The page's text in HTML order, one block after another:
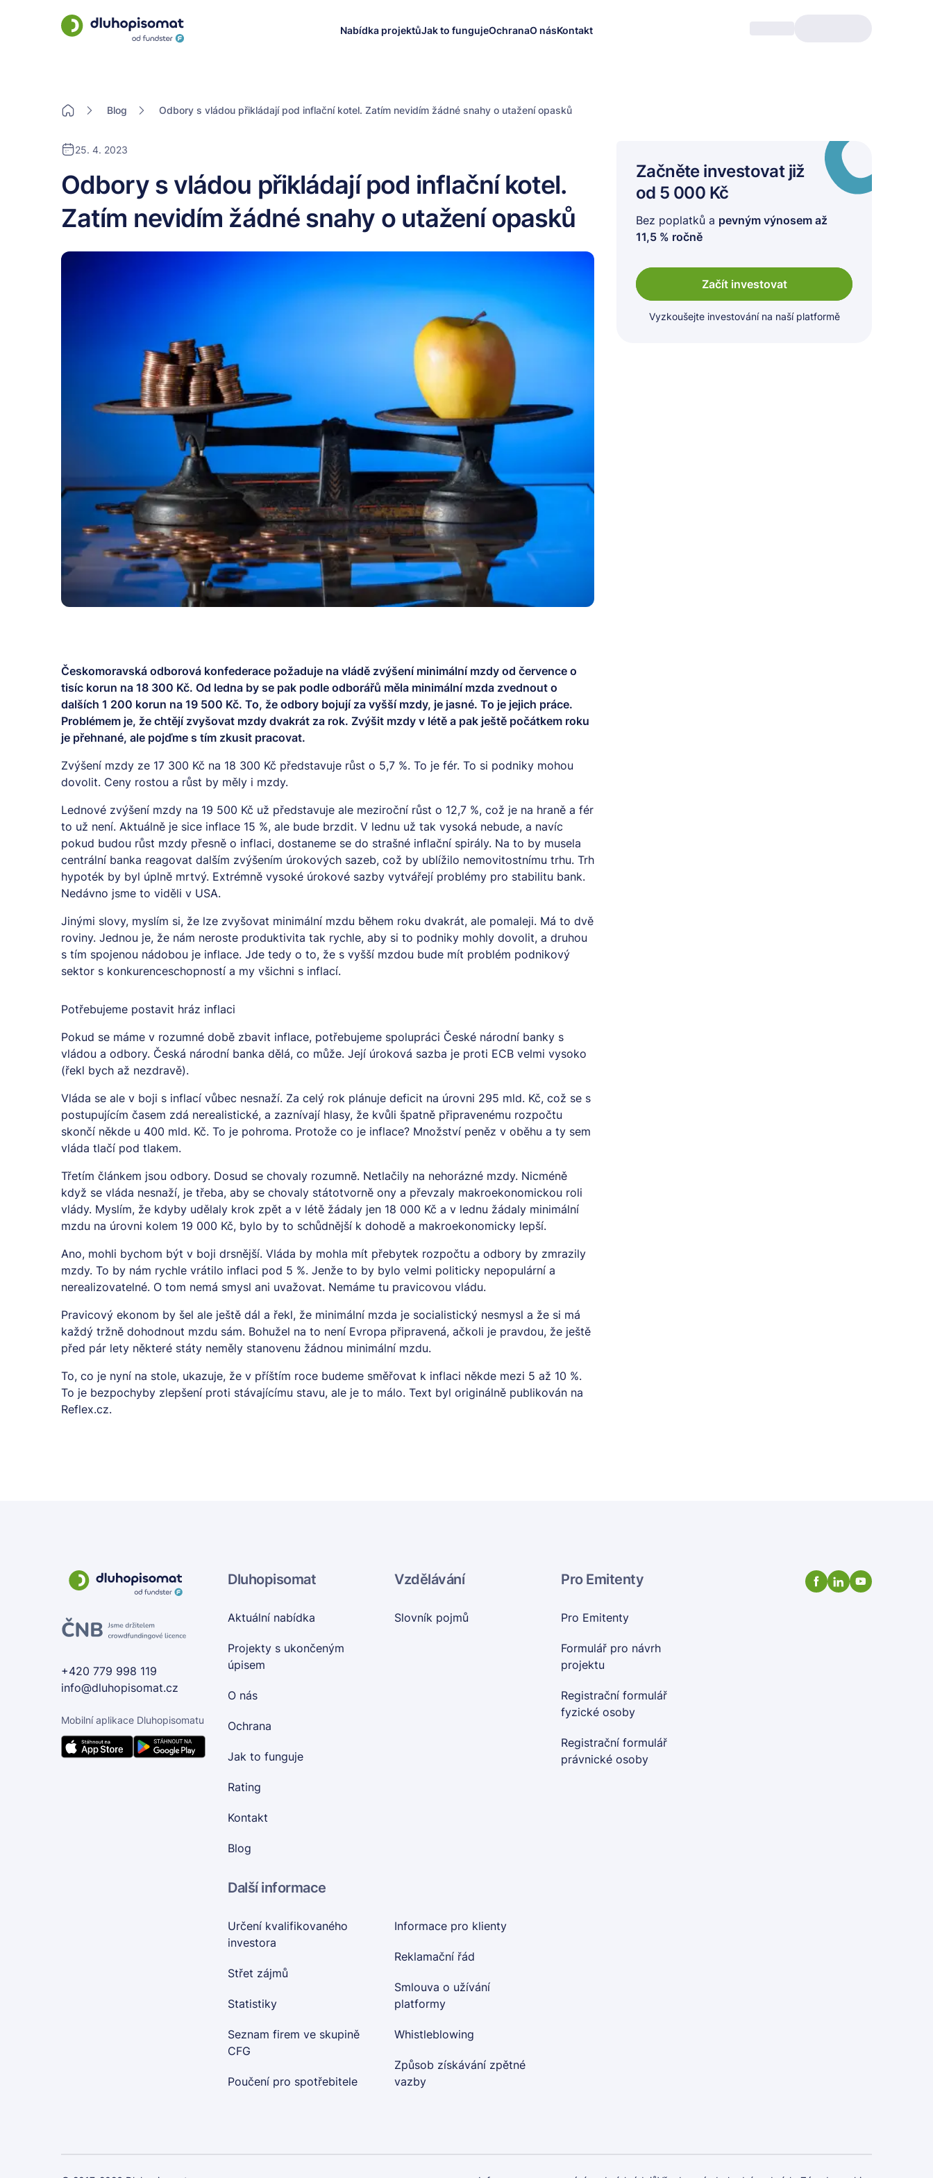
Nabídka projektůJak to fungujeOchranaO násKontakt
Blog Odbory s vládou přikládají pod inflační kotel. Zatím nevidím žádné snahy o utažení opasků
25. 4. 2023
Odbory s vládou přikládají pod inflační kotel.
Zatím nevidím žádné snahy o utažení opasků
Začněte investovat již
od 5 000 Kč
Bez poplatků a pevným výnosem až
11,5 % ročně
Začít investovat
Vyzkoušejte investování na naší platformě
Českomoravská odborová konfederace požaduje na vládě zvýšení minimální mzdy od července o
tisíc korun na 18 300 Kč. Od ledna by se pak podle odborářů měla minimální mzda zvednout o
dalších 1 200 korun na 19 500 Kč. To, že odbory bojují za vyšší mzdy, je jasné. To je jejich práce.
Problémem je, že chtějí zvyšovat mzdy dvakrát za rok. Zvýšit mzdy v létě a pak ještě počátkem roku
je přehnané, ale pojďme s tím zkusit pracovat.
Zvýšení mzdy ze 17 300 Kč na 18 300 Kč představuje růst o 5,7 %. To je fér. To si podniky mohou
dovolit. Ceny rostou a růst by měly i mzdy.
Lednové zvýšení mzdy na 19 500 Kč už představuje ale meziroční růst o 12,7 %, což je na hraně a fér
to už není. Aktuálně je sice inflace 15 %, ale bude brzdit. V lednu už tak vysoká nebude, a navíc
pokud budou růst mzdy přesně o inflaci, dostaneme se do strašné inflační spirály. Na to by musela
centrální banka reagovat dalším zvýšením úrokových sazeb, což by ublížilo nemovitostnímu trhu. Trh
hypoték by byl úplně mrtvý. Extrémně vysoké úrokové sazby vytvářejí problémy pro stabilitu bank.
Nedávno jsme to viděli v USA.
Jinými slovy, myslím si, že lze zvyšovat minimální mzdu během roku dvakrát, ale pomaleji. Má to dvě
roviny. Jednou je, že nám neroste produktivita tak rychle, aby si to podniky mohly dovolit, a druhou
s tím spojenou nádobou je inflace. Jde tedy o to, že s vyšší mzdou bude mít problém podnikový
sektor s konkurenceschopností a my všichni s inflací.
Potřebujeme postavit hráz inflaci
Pokud se máme v rozumné době zbavit inflace, potřebujeme spolupráci České národní banky s
vládou a odbory. Česká národní banka dělá, co může. Její úroková sazba je proti ECB velmi vysoko
(řekl bych až nezdravě).
Vláda se ale v boji s inflací vůbec nesnaží. Za celý rok plánuje deficit na úrovni 295 mld. Kč, což se s
postupujícím časem zdá nerealistické, a zaznívají hlasy, že kvůli špatně připravenému rozpočtu
skončí někde u 400 mld. Kč. To je pohroma. Protože co je inflace? Množství peněz v oběhu a ty sem
vláda tlačí pod tlakem.
Třetím článkem jsou odbory. Dosud se chovaly rozumně. Netlačily na nehorázné mzdy. Nicméně
když se vláda nesnaží, je třeba, aby se chovaly státotvorně ony a převzaly makroekonomickou roli
vlády. Myslím, že kdyby udělaly krok zpět a v létě žádaly jen 18 000 Kč a v lednu žádaly minimální
mzdu na úrovni kolem 19 000 Kč, bylo by to schůdnější k dohodě a makroekonomicky lepší.
Ano, mohli bychom být v boji drsnější. Vláda by mohla mít přebytek rozpočtu a odbory by zmrazily
mzdy. To by nám rychle vrátilo inflaci pod 5 %. Jenže to by bylo velmi politicky nepopulární a
nerealizovatelné. O tom nemá smysl ani uvažovat. Nemáme tu pravicovou vládu.
Pravicový ekonom by šel ale ještě dál a řekl, že minimální mzda je socialistický nesmysl a že si má
každý tržně dohodnout mzdu sám. Bohužel na to není Evropa připravená, ačkoli je pravdou, že ještě
před pár lety některé státy neměly stanovenu žádnou minimální mzdu.
To, co je nyní na stole, ukazuje, že v příštím roce budeme směřovat k inflaci někde mezi 5 až 10 %.
To je bezpochyby zlepšení proti stávajícímu stavu, ale je to málo. Text byl originálně publikován na
Reflex.cz.
+420 779 998 119
info@dluhopisomat.cz
Mobilní aplikace Dluhopisomatu
Dluhopisomat
Aktuální nabídka
Projekty s ukončeným
úpisem
O nás
Ochrana
Jak to funguje
Rating
Kontakt
Blog
Vzdělávání
Slovník pojmů
Pro Emitenty
Pro Emitenty
Formulář pro návrh
projektu
Registrační formulář
fyzické osoby
Registrační formulář
právnické osoby
Další informace
Určení kvalifikovaného
investora
Střet zájmů
Statistiky
Seznam firem ve skupině
CFG
Poučení pro spotřebitele
Informace pro klienty
Reklamační řád
Smlouva o užívání
platformy
Whistleblowing
Způsob získávání zpětné
vazby